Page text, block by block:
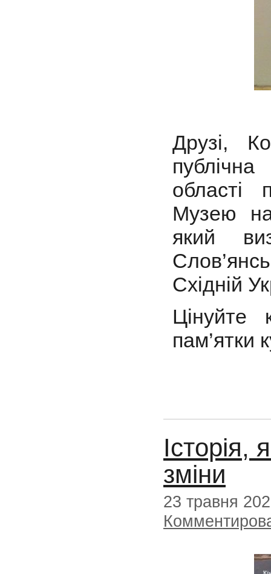
Друзі,
області
Музею
який
Східній
Цінуйте
пам’ятки
Історія,
зміни
23 травня